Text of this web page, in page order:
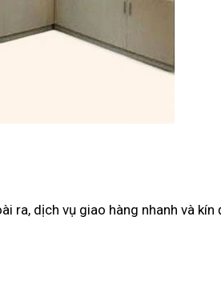
ra, dịch vụ giao hàng nhanh và kín